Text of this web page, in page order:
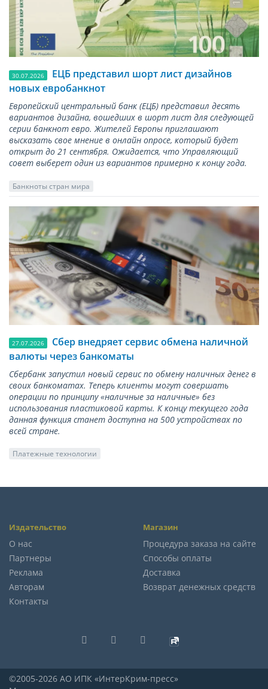
30.07.2026
ЕЦБ представил шорт лист дизайнов
новых евробанкнот
Европейский центральный банк (ЕЦБ) представил десять
вариантов дизайна, вошедших в шорт лист для следующей
серии банкнот евро. Жителей Европы приглашают
высказать свое мнение в онлайн опросе, который будет
открыт до 21 сентября. Ожидается, что Управляющий
совет выберет один из вариантов примерно к концу года.
Банкноты стран мира
27.07.2026
Сбер внедряет сервис обмена наличной
валюты через банкоматы
Сбербанк запустил новый сервис по обмену наличных денег в
своих банкоматах. Теперь клиенты могут совершать
операции по принципу «наличные за наличные» без
использования пластиковой карты. К концу текущего года
данная функция станет доступна на 500 устройствах по
всей стране.
Платежные технологии
Издательство
О нас
Партнеры
Реклама
Авторам
Контакты
Магазин
Процедура заказа на сайте
Способы оплаты
Доставка
Возврат денежных средств
©2005-2026 АО ИПК «ИнтерКрим-пресс»